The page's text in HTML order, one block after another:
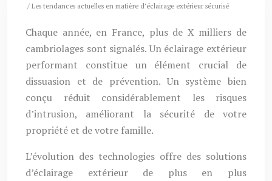
/ Les tendances actuelles en matière d’éclairage extérieur sécurisé
Chaque année, en France, plus de X milliers de
cambriolages sont signalés. Un éclairage extérieur
performant constitue un élément crucial de
dissuasion et de prévention. Un système bien
conçu réduit considérablement les risques
d’intrusion, améliorant la sécurité de votre
propriété et de votre famille.
L’évolution des technologies offre des solutions
d’éclairage extérieur de plus en plus